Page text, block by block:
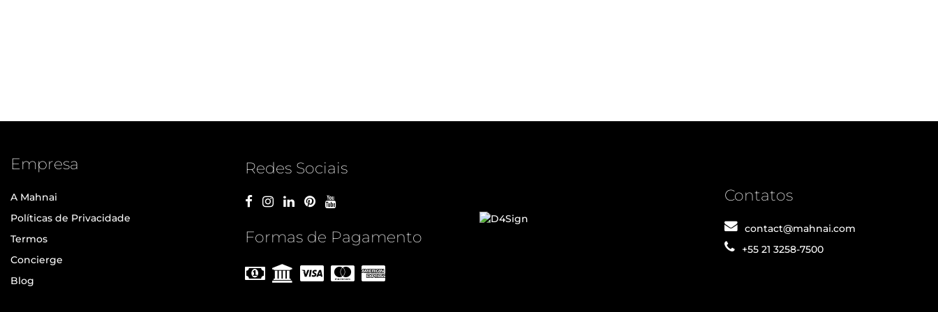
Empresa
A Mahnai
Políticas de Privacidade
Termos
Concierge
Blog
Redes Sociais
Formas de Pagamento
Contatos
contact@mahnai.com
+55 21 3258-7500